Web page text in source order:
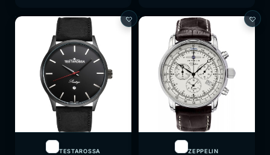
TESTAROSSA ZEPPELIN